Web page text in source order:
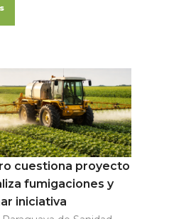
cuestiona proyecto
fumigaciones y
iniciativa